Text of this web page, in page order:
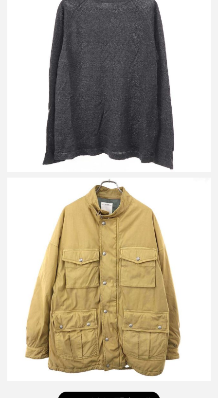
ビズビム 12SS PYRENE CREW IT リネンニットセーター
0112105014007
詳しく見る
ビズビム 21AW ALTA FIELD DOWN JKT アルタ フィールドダウン
ジャケット 0121205013002
詳しく見る